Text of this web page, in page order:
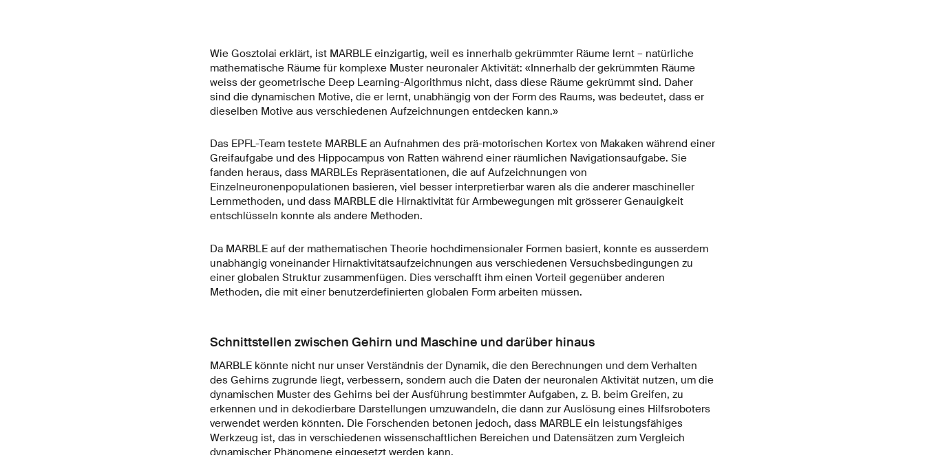
Wie Gosztolai erklärt, ist MARBLE einzigartig, weil es innerhalb gekrümmter Räume lernt – natürliche
mathematische Räume für komplexe Muster neuronaler Aktivität: «Innerhalb der gekrümmten Räume
weiss der geometrische Deep Learning-Algorithmus nicht, dass diese Räume gekrümmt sind. Daher
sind die dynamischen Motive, die er lernt, unabhängig von der Form des Raums, was bedeutet, dass er
dieselben Motive aus verschiedenen Aufzeichnungen entdecken kann.»
Das EPFL-Team testete MARBLE an Aufnahmen des prä-motorischen Kortex von Makaken während einer
Greifaufgabe und des Hippocampus von Ratten während einer räumlichen Navigationsaufgabe. Sie
fanden heraus, dass MARBLEs Repräsentationen, die auf Aufzeichnungen von
Einzelneuronenpopulationen basieren, viel besser interpretierbar waren als die anderer maschineller
Lernmethoden, und dass MARBLE die Hirnaktivität für Armbewegungen mit grösserer Genauigkeit
entschlüsseln konnte als andere Methoden.
Da MARBLE auf der mathematischen Theorie hochdimensionaler Formen basiert, konnte es ausserdem
unabhängig voneinander Hirnaktivitätsaufzeichnungen aus verschiedenen Versuchsbedingungen zu
einer globalen Struktur zusammenfügen. Dies verschafft ihm einen Vorteil gegenüber anderen
Methoden, die mit einer benutzerdefinierten globalen Form arbeiten müssen.
Schnittstellen zwischen Gehirn und Maschine und darüber hinaus
MARBLE könnte nicht nur unser Verständnis der Dynamik, die den Berechnungen und dem Verhalten
des Gehirns zugrunde liegt, verbessern, sondern auch die Daten der neuronalen Aktivität nutzen, um die
dynamischen Muster des Gehirns bei der Ausführung bestimmter Aufgaben, z. B. beim Greifen, zu
erkennen und in dekodierbare Darstellungen umzuwandeln, die dann zur Auslösung eines Hilfsroboters
verwendet werden könnten. Die Forschenden betonen jedoch, dass MARBLE ein leistungsfähiges
Werkzeug ist, das in verschiedenen wissenschaftlichen Bereichen und Datensätzen zum Vergleich
dynamischer Phänomene eingesetzt werden kann.